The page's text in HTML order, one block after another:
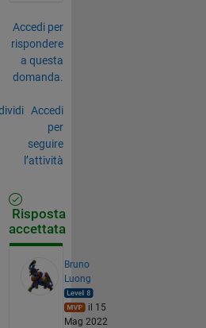
Accedi per
rispondere
a questa
domanda.
Accedi
per
seguire
l’attività
Risposta
accettata
Bruno
Luong
il 15
Mag 2022